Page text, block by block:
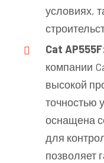
условиях,
Cat
компании
высокой
точностью
оснащена
для
позволяет